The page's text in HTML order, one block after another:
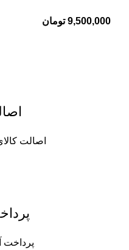
9,500,000 تومان
اصالت
پرداخت